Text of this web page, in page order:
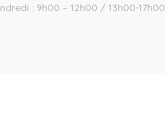
: 9h00 – 12h00 / 13h00-17h00